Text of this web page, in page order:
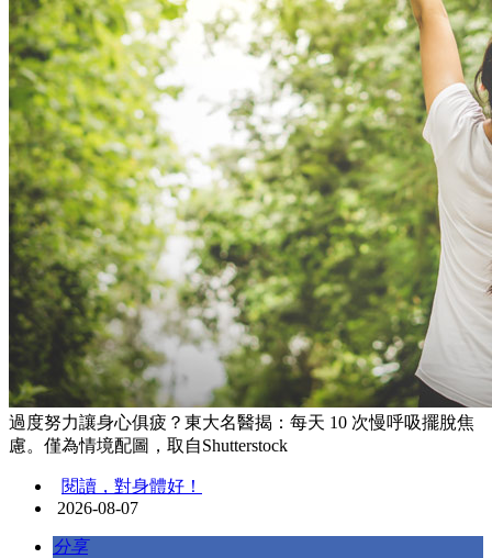
過度努力讓身心俱疲？東大名醫揭：每天 10 次慢呼吸擺脫焦
慮。僅為情境配圖，取自Shutterstock
閱讀，對身體好！
2026-08-07
分享